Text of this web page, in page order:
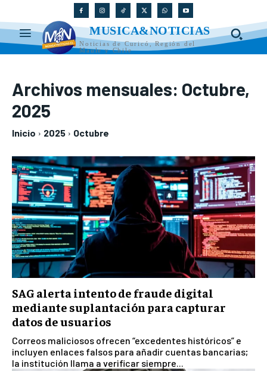
MUSICA&NOTICIAS
Noticias de Curicó, Región del
Maule y Chile
Archivos mensuales: Octubre,
2025
Inicio 2025 Octubre
SAG alerta intento de fraude digital
mediante suplantación para capturar
datos de usuarios
Correos maliciosos ofrecen “excedentes históricos” e
incluyen enlaces falsos para añadir cuentas bancarias;
la institución llama a verificar siempre...